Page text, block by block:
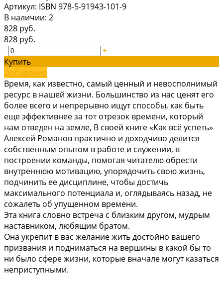
Артикул: ISBN 978-5-91943-101-9
В наличии: 2
828 руб.
828 руб.
-
+
Купить
Добавлено
Время, как известно, самый ценный и невосполнимый
ресурс в нашей жизни. Большинство из нас ценят его
более всего и непрерывно ищут способы, как быть
еще эффективнее за тот отрезок времени, который
нам отведен на земле, В своей книге «Как всё успеть»
Алексей Романов практично и доходчиво делится
собственным опытом в работе и служении, в
построении команды, помогая читателю обрести
внутреннюю мотивацию, упорядочить свою жизнь,
подчинить ее дисциплине, чтобы достичь
максимального потенциала и, оглядываясь назад, не
сожалеть об упущенном времени.
Эта книга словно встреча с близким другом, мудрым
наставником, любящим братом.
Она укрепит в вас желание жить достойно вашего
призвания и подниматься на вершины в какой бы то
ни было сфере жизни, которые вначале могут казаться
неприступными.